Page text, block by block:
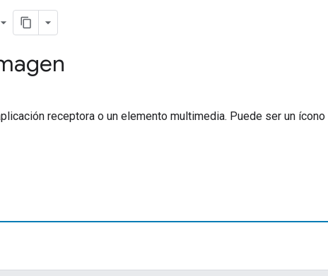
receptora o un elemento multimedia. Puede ser un ícono